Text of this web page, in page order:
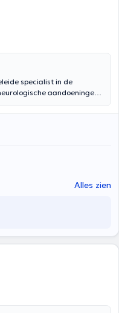
specialist in de
aandoeningen,
chiropractor kan u ook
Alles zien